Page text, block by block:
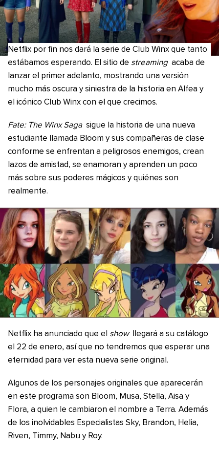
Netflix por fin nos dará la serie de Club Winx que tanto
estábamos esperando. El sitio de streaming acaba de
lanzar el primer adelanto, mostrando una versión
mucho más oscura y siniestra de la historia en Alfea y
el icónico Club Winx con el que crecimos.
Fate: The Winx Saga sigue la historia de una nueva
estudiante llamada Bloom y sus compañeras de clase
conforme se enfrentan a peligrosos enemigos, crean
lazos de amistad, se enamoran y aprenden un poco
más sobre sus poderes mágicos y quiénes son
realmente.
Netflix ha anunciado que el show
llegará a su catálogo
el 22 de enero, así que no tendremos que esperar una
eternidad para ver esta nueva serie original.
Algunos de los personajes originales que aparecerán
en este programa son Bloom, Musa, Stella, Aisa y
Flora, a quien le cambiaron el nombre a Terra. Además
de los inolvidables Especialistas Sky, Brandon, Helia,
Riven, Timmy, Nabu y Roy.